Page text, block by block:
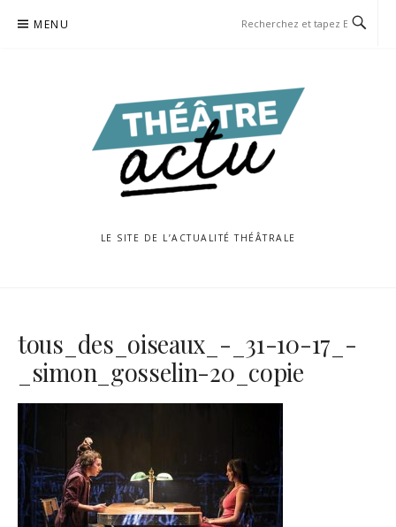
MENU
LE SITE DE L’ACTUALITÉ THÉÂTRALE
tous_des_oiseaux_-_31-10-17_-
_simon_gosselin-20_copie